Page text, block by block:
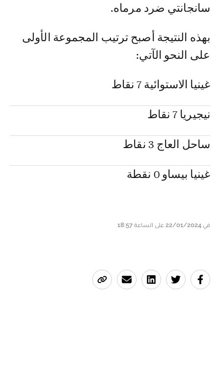
سانجانتي ضرد مرماه.
بهذه النتيجة أصبح ترتيب المجموعة الأولى
على النحو الآتي:
غينيا الاستوائية 7 نقاط
نيجيريا 7 نقاط
ساحل العاج 3 نقاط
غينيا بيساو 0 نقطة
في 22/01/2024 على الساعة 18:57